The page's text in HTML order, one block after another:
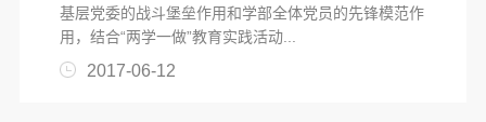
基层党委的战斗堡垒作用和学部全体党员的先锋模范作
用，结合“两学一做”教育实践活动...
2017-06-12